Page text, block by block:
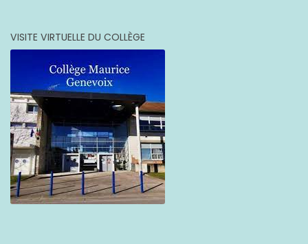
VISITE VIRTUELLE DU COLLÈGE